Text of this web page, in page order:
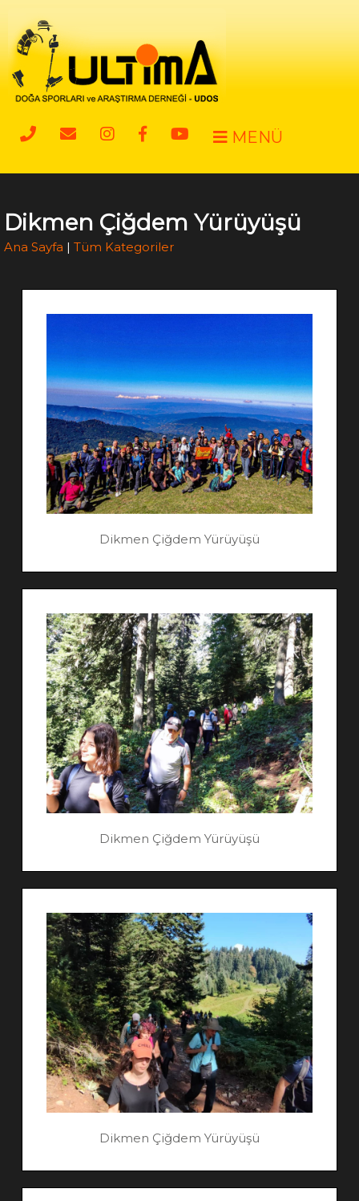
MENÜ
Dikmen Çiğdem Yürüyüşü
Ana Sayfa | Tüm Kategoriler
Dikmen Çiğdem Yürüyüşü
Dikmen Çiğdem Yürüyüşü
Dikmen Çiğdem Yürüyüşü